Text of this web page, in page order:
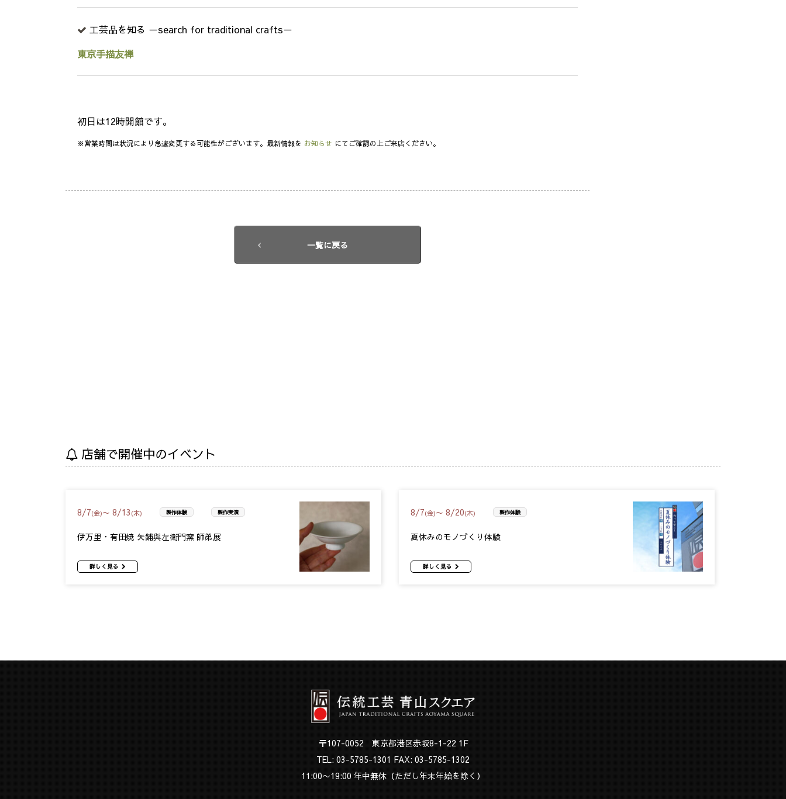
工芸品を知る －search for traditional crafts－
東京手描友禅
初日は12時開館です。
※営業時間は状況により急遽変更する可能性がございます。最新情報を お知らせ にてご確認の上ご来店ください。
一覧に戻る
店舗で開催中のイベント
8/7(金)〜 8/13 (木) 製作体験 製作実演
伊万里・有田焼 矢鋪與左衛門窯 師弟展
詳しく見る
8/7(金)〜 8/20(木) 製作体験
夏休みのモノづくり体験
詳しく見る
〒107-0052 東京都港区赤坂8-1-22 1F
TEL: 03-5785-1301 FAX: 03-5785-1302
11:00〜19:00 年中無休（ただし年末年始を除く）